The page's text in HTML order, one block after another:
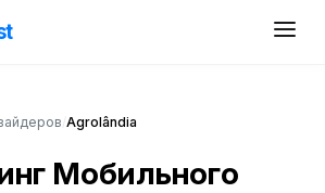
Agrolândia
Мобильного